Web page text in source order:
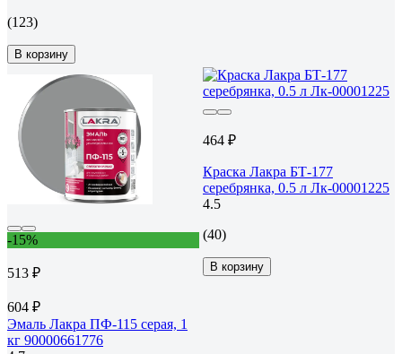
(123)
В корзину
-15%
513 ₽
604 ₽
Эмаль Лакра ПФ-115 серая, 1
кг 90000661776
464 ₽
Краска Лакра БТ-177
серебрянка, 0.5 л Лк-00001225
4.5
(40)
В корзину